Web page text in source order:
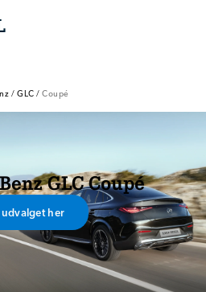
/ GLC / Coupé
GLC Coupé
udvalget her